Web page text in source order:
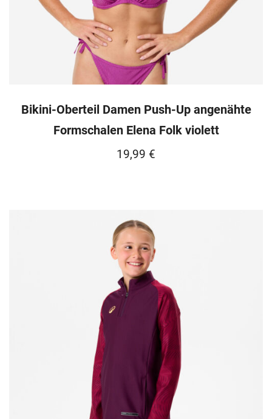
Bikini-Oberteil Damen Push-Up angenähte
Formschalen Elena Folk violett
19,99 €